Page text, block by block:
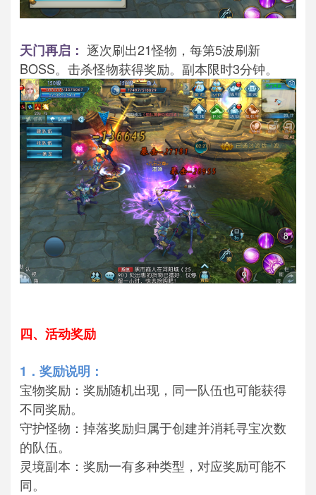
天门再启： 逐次刷出21怪物，每第5波刷新
BOSS。击杀怪物获得奖励。副本限时3分钟。
四、活动奖励
1．奖励说明：
宝物奖励：奖励随机出现，同一队伍也可能获得
不同奖励。
守护怪物：掉落奖励归属于创建并消耗寻宝次数
的队伍。
灵境副本：奖励一有多种类型，对应奖励可能不
同。